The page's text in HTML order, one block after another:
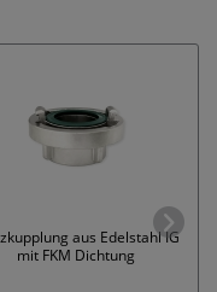
aus Edelstahl IG
mit FKM Dichtung